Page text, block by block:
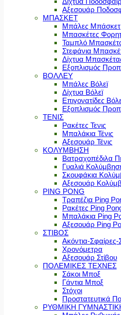
Αξεσουάρ
ΜΠΑΣΚΕΤ
Μπάλες Μπάσκετ
Μπασκέτες
Ταμπλό
Στεφάνια
Δίχτυα
Εξοπλισμός
ΒΟΛΛΕΥ
Μπάλες Βόλεϊ
Δίχτυα Βόλεϊ
Επιγονατίδες
Εξοπλισμός
ΤΕΝΙΣ
Ρακέτες Τενις
Μπαλάκια Τένις
Αξεσουάρ Τένις
ΚΟΛΥΜΒΗΣΗ
Βατραχοπέδιλα
Γυαλιά
Σκουφάκια
Αξεσουάρ
PING PONG
Τραπέζια Ping
Ρακέτες Ping
Μπαλάκια Ping
Αξεσουάρ Ping
ΣΤΙΒΟΣ
Ακόντια-
Χρονόμετρα
Αξεσουάρ Στίβου
ΠΟΛΕΜΙΚΕΣ ΤΕΧΝΕΣ
Σάκοι Μποξ
Γάντια Μποξ
Στόχοι
Προστατευτικά
ΡΥΘΜΙΚΗ